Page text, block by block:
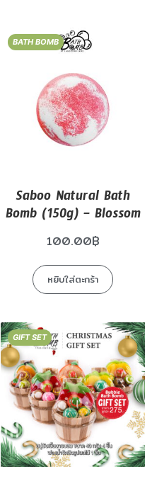
BATH BOMB
Saboo Natural Bath
Bomb (150g) – Blossom
100.00฿
หยิบใส่ตะกร้า
GIFT SET